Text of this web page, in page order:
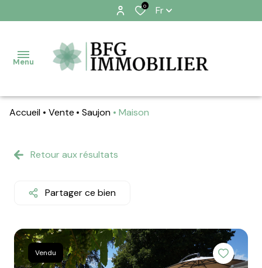
0 Fr
Menu
ALERTE
EMAIL
Accueil Vente Saujon Maison
Retour aux résultats
Partager ce bien
Vendu